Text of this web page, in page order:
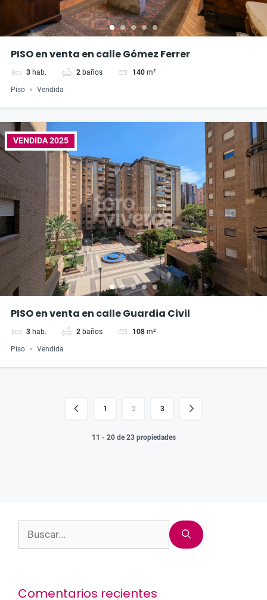
PISO en venta en calle Gómez Ferrer
3 hab. 2 baños 140 m²
Piso Vendida
VENDIDA 2025
PISO en venta en calle Guardia Civil
3 hab. 2 baños 108 m²
Piso Vendida
1 2 3
11 - 20 de 23 propiedades
Comentarios recientes